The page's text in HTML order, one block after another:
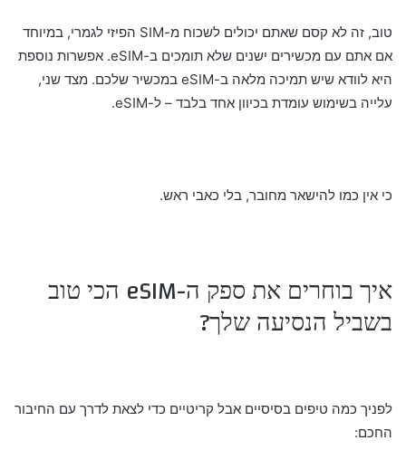
טוב, זה לא קסם שאתם יכולים לשכוח מ-SIM הפיזי לגמרי, במיוחד
אם אתם עם מכשירים ישנים שלא תומכים ב-eSIM. אפשרות נוספת
היא לוודא שיש תמיכה מלאה ב-eSIM במכשיר שלכם. מצד שני,
עלייה בשימוש עומדת בכיוון אחד בלבד – ל-eSIM.
כי אין כמו להישאר מחובר, בלי כאבי ראש.
איך בוחרים את ספק ה-eSIM הכי טוב
בשביל הנסיעה שלך?
לפניך כמה טיפים בסיסיים אבל קריטיים כדי לצאת לדרך עם החיבור
החכם: